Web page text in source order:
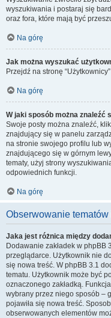
wyszukiwania i postaraj się
oraz fora, które mają być
Na górę
Jak można wyszukać
Przejdź na stronę
Na górę
W jaki sposób można znaleźć
Swoje posty można znaleźć,
znajdujący się w panelu
na stronie swojego profilu lub
znajdującego się w górnym
tematy, użyj strony
odpowiednich funkcji.
Na górę
Obserwowanie tematów
Jaka jest różnica między
Dodawanie zakładek w phpBB
przeglądarce. Użytkownik nie
się nowa treść. W phpBB 3.1
tematu. Użytkownik może być
oznaczonego zakładką.
wybrany przez niego sposób –
pojawiła się nowa treść.
obserwowanych elementów